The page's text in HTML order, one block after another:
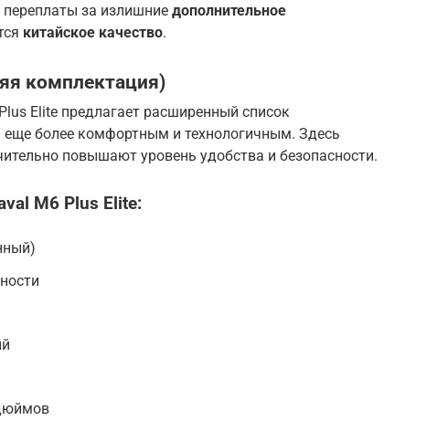
за излишние дополнительное
китайское качество.
комплектация)
Elite предлагает расширенный список
более комфортным и технологичным. Здесь
повышают уровень удобства и безопасности.
M6 Plus Elite: